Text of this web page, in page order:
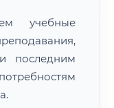
и просмотра
учебные
последним